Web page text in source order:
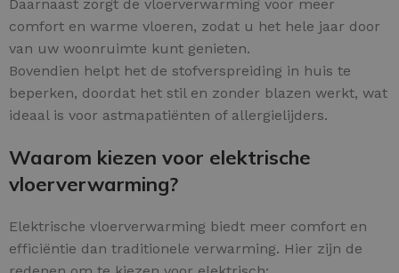
Daarnaast zorgt de vloerverwarming voor meer
comfort en warme vloeren, zodat u het hele jaar door
van uw woonruimte kunt genieten.
Bovendien helpt het de stofverspreiding in huis te
beperken, doordat het stil en zonder blazen werkt, wat
ideaal is voor astmapatiënten of allergielijders.
Waarom kiezen voor elektrische
vloerverwarming?
Elektrische vloerverwarming biedt meer comfort en
efficiëntie dan traditionele verwarming. Hier zijn de